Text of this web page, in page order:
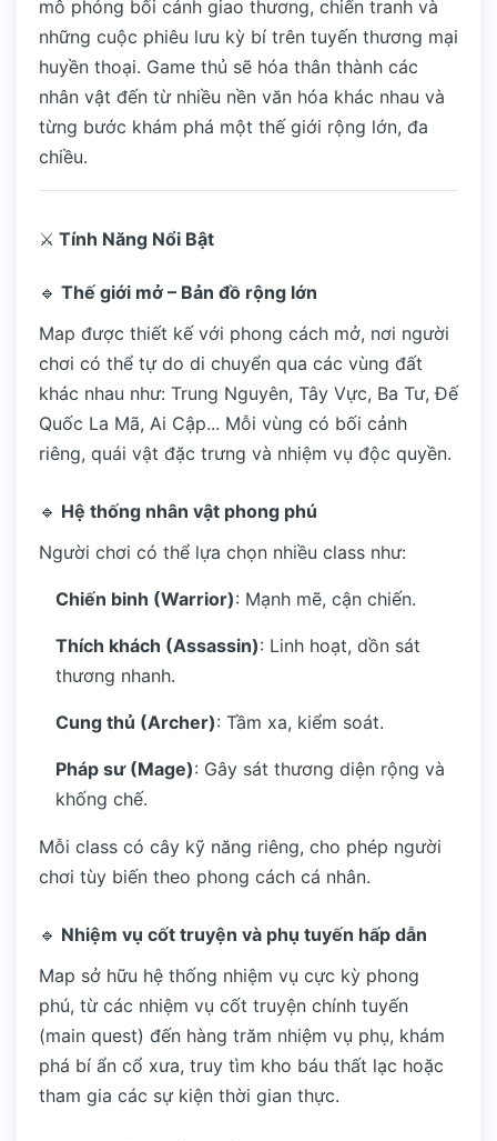
mô phỏng bối cảnh giao thương, chiến tranh và
những cuộc phiêu lưu kỳ bí trên tuyến thương mại
huyền thoại. Game thủ sẽ hóa thân thành các
nhân vật đến từ nhiều nền văn hóa khác nhau và
từng bước khám phá một thế giới rộng lớn, đa
chiều.
⚔️ Tính Năng Nổi Bật
🔹 Thế giới mở – Bản đồ rộng lớn
Map được thiết kế với phong cách mở, nơi người
chơi có thể tự do di chuyển qua các vùng đất
khác nhau như: Trung Nguyên, Tây Vực, Ba Tư, Đế
Quốc La Mã, Ai Cập... Mỗi vùng có bối cảnh
riêng, quái vật đặc trưng và nhiệm vụ độc quyền.
🔹 Hệ thống nhân vật phong phú
Người chơi có thể lựa chọn nhiều class như:
Chiến binh (Warrior): Mạnh mẽ, cận chiến.
Thích khách (Assassin): Linh hoạt, dồn sát
thương nhanh.
Cung thủ (Archer): Tầm xa, kiểm soát.
Pháp sư (Mage): Gây sát thương diện rộng và
khống chế.
Mỗi class có cây kỹ năng riêng, cho phép người
chơi tùy biến theo phong cách cá nhân.
🔹 Nhiệm vụ cốt truyện và phụ tuyến hấp dẫn
Map sở hữu hệ thống nhiệm vụ cực kỳ phong
phú, từ các nhiệm vụ cốt truyện chính tuyến
(main quest) đến hàng trăm nhiệm vụ phụ, khám
phá bí ẩn cổ xưa, truy tìm kho báu thất lạc hoặc
tham gia các sự kiện thời gian thực.